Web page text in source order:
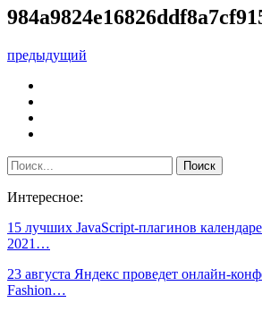
предыдущий
Интересное:
15 лучших JavaScript-плагинов
2021…
23 августа Яндекс проведет онлайн-
Fashion…